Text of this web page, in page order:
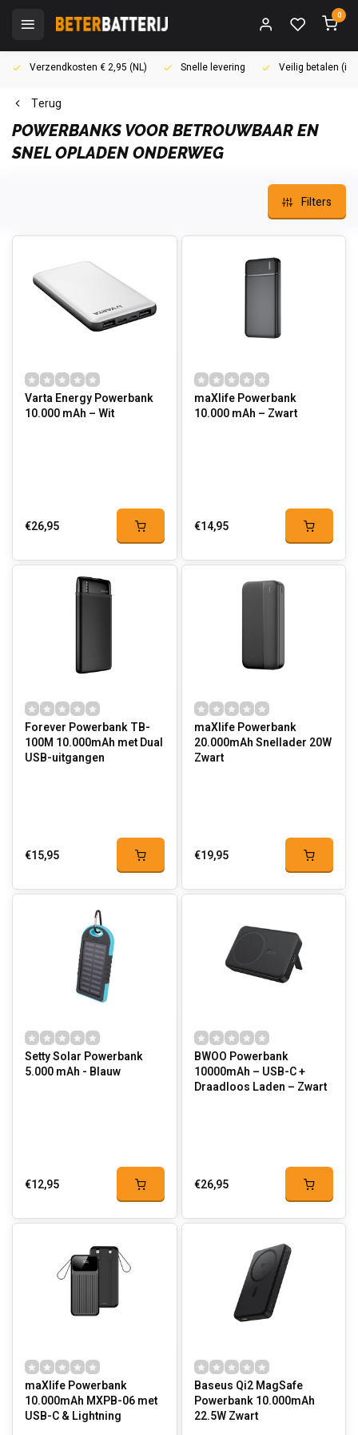
0
Verzendkosten € 2,95 (NL) Snelle levering Veilig betalen
Terug
POWERBANKS VOOR BETROUWBAAR EN
SNEL OPLADEN ONDERWEG
Filters
Varta Energy Powerbank
10.000 mAh – Wit
€26,95
maXlife Powerbank
10.000 mAh – Zwart
€14,95
Forever Powerbank TB-
100M 10.000mAh met Dual
USB-uitgangen
€15,95
maXlife Powerbank
20.000mAh Snellader 20W
Zwart
€19,95
Setty Solar Powerbank
5.000 mAh - Blauw
€12,95
BWOO Powerbank
10000mAh – USB-C +
Draadloos Laden – Zwart
€26,95
maXlife Powerbank
10.000mAh MXPB-06 met
USB-C & Lightning
Baseus Qi2 MagSafe
Powerbank 10.000mAh
22.5W Zwart